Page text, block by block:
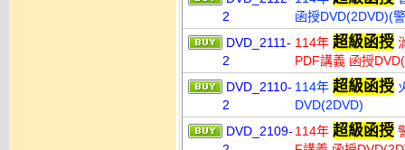
2
函授DVD(2DVD)(
DVD_2111-
2
114年 超級函授
PDF講義 函授
DVD_2110-
2
114年 超級函授
DVD(2DVD)
DVD_2109- 114年 超級函授